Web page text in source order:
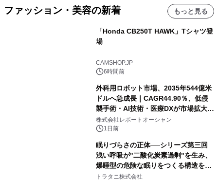
ファッション・美容の新着 もっと見る
「Honda CB250T HAWK」Tシャツ登
場
CAMSHOP.JP
6時間前
外科用ロボット市場、2035年544億米
ドルへ急成長｜CAGR44.90％、低侵
襲手術・AI技術・医療DXが市場拡大を
牽引
株式会社レポートオーシャン
1日前
眠りづらさの正体──シリーズ第三回
浅い呼吸が"二酸化炭素過剰"を生み、
爆睡型の危険な眠りをつくる構造を解
説
トラタニ株式会社